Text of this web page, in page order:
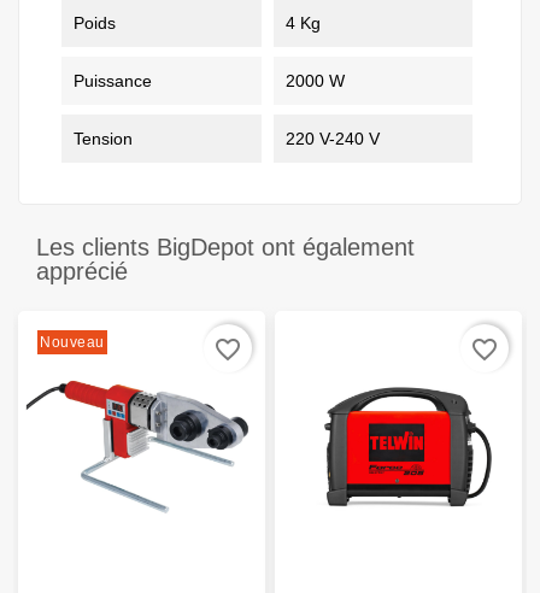
Poids 4 Kg
Puissance 2000 W
Tension 220 V-240 V
Les clients BigDepot ont également
apprécié
Nouveau favorite_border favorite_border